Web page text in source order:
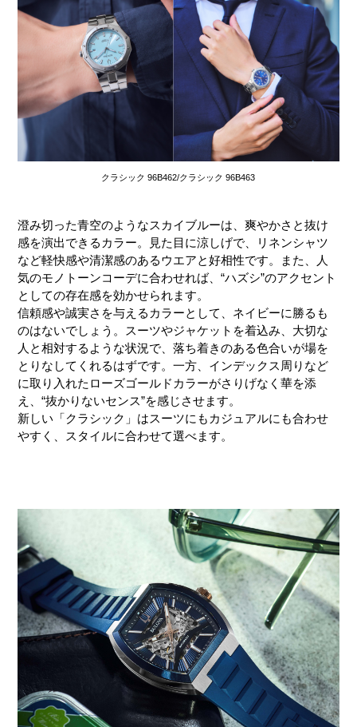
クラシック 96B462/クラシック 96B463
澄み切った青空のようなスカイブルーは、爽やかさと抜け
感を演出できるカラー。見た目に涼しげで、リネンシャツ
など軽快感や清潔感のあるウエアと好相性です。また、人
気のモノトーンコーデに合わせれば、“ハズシ”のアクセント
としての存在感を効かせられます。
信頼感や誠実さを与えるカラーとして、ネイビーに勝るも
のはないでしょう。スーツやジャケットを着込み、大切な
人と相対するような状況で、落ち着きのある色合いが場を
とりなしてくれるはずです。一方、インデックス周りなど
に取り入れたローズゴールドカラーがさりげなく華を添
え、“抜かりないセンス”を感じさせます。
新しい「クラシック」はスーツにもカジュアルにも合わせ
やすく、スタイルに合わせて選べます。